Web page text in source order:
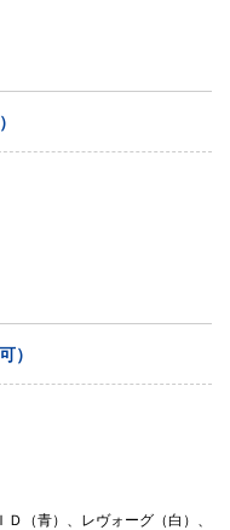
）
（青）、レヴォーグ（白）、